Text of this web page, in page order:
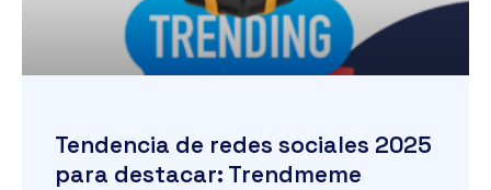
Tendencia de redes sociales 2025
para destacar: Trendmeme